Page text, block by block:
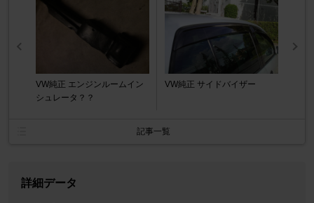
VW純正 エンジンルームイン
シュレータ？？
VW純正 サイドバイザー
記事一覧
詳細データ